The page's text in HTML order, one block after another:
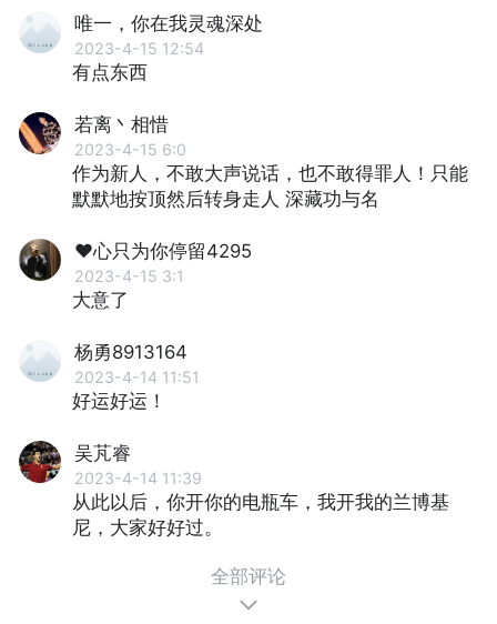
唯一，你在我灵魂深处
2023-4-15 12:54
有点东西
若离丶相惜
2023-4-15 6:0
作为新人，不敢大声说话，也不敢得罪人！只能
默默地按顶然后转身走人 深藏功与名
♥心只为你停留4295
2023-4-15 3:1
大意了
杨勇8913164
2023-4-14 11:51
好运好运！
吴芃睿
2023-4-14 11:39
从此以后，你开你的电瓶车，我开我的兰博基
尼，大家好好过。
全部评论